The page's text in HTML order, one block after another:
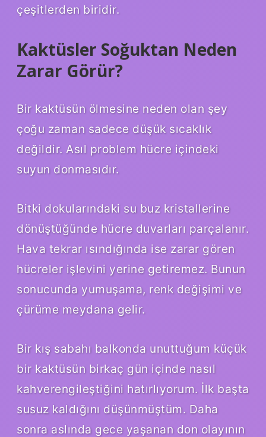
çeşitlerden biridir.
Kaktüsler Soğuktan Neden
Zarar Görür?
Bir kaktüsün ölmesine neden olan şey
çoğu zaman sadece düşük sıcaklık
değildir. Asıl problem hücre içindeki
suyun donmasıdır.
Bitki dokularındaki su buz kristallerine
dönüştüğünde hücre duvarları parçalanır.
Hava tekrar ısındığında ise zarar gören
hücreler işlevini yerine getiremez. Bunun
sonucunda yumuşama, renk değişimi ve
çürüme meydana gelir.
Bir kış sabahı balkonda unuttuğum küçük
bir kaktüsün birkaç gün içinde nasıl
kahverengileştiğini hatırlıyorum. İlk başta
susuz kaldığını düşünmüştüm. Daha
sonra aslında gece yaşanan don olayının